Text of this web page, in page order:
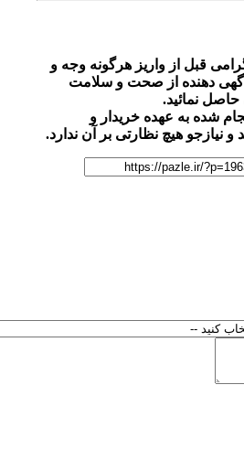
قبل از واریز هرگونه وجه و
دهنده از صحت و سلامت
نمائید.
به عهده خریدار و
هیچ نظارتی بر آن ندارد.